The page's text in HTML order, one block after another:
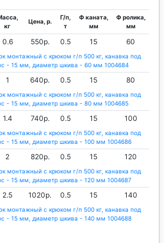
кг
Цена, р.
Г/п,
т
Ф каната,
мм
Ф ролика,
мм
0.6 550р. 0.5 15 60
монтажный с крюком г/п 500 кг, канавка под
- 15 мм, диаметр шкива - 60 мм 1004684
1 640р. 0.5 15 80
монтажный с крюком г/п 500 кг, канавка под
- 15 мм, диаметр шкива - 80 мм 1004685
1.4 740р. 0.5 15 100
монтажный с крюком г/п 500 кг, канавка под
- 15 мм, диаметр шкива - 100 мм 1004686
2 820р. 0.5 15 120
монтажный с крюком г/п 500 кг, канавка под
- 15 мм, диаметр шкива - 120 мм 1004687
2.5 1020р. 0.5 15 140
монтажный с крюком г/п 500 кг, канавка под
- 15 мм, диаметр шкива - 140 мм 1004688